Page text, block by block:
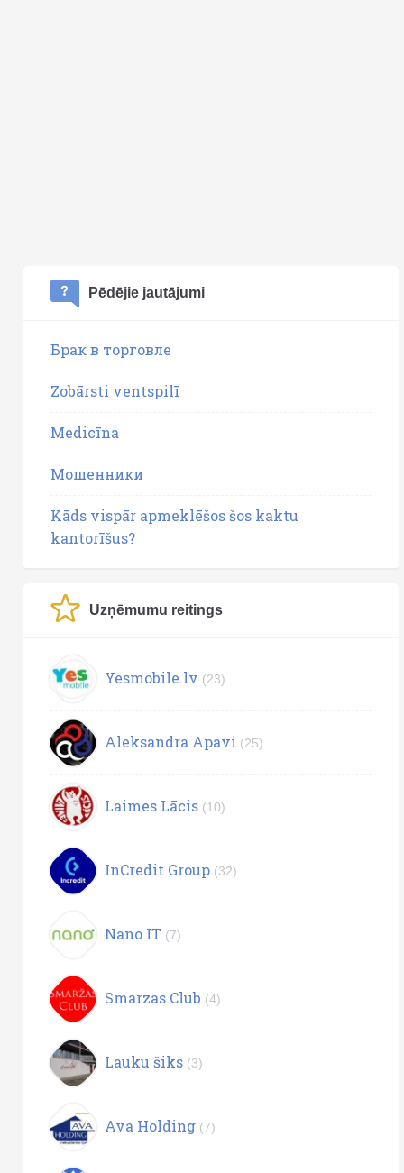
Pēdējie jautājumi
Брак в торговле
Zobārsti ventspilī
Medicīna
Мошенники
Kāds vispār apmeklēšos šos kaktu
kantorīšus?
Uzņēmumu reitings
Yesmobile.lv (23)
Aleksandra Apavi (25)
Laimes Lācis (10)
InCredit Group (32)
Nano IT (7)
Smarzas.Club (4)
Lauku šiks (3)
Ava Holding (7)